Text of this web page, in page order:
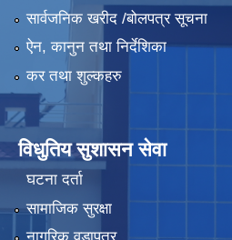
सार्वजनिक खरीद /बोलपत्र सूचना
ऐन, कानुन तथा निर्देशिका
कर तथा शुल्कहरु
विधुतिय सुशासन सेवा
घटना दर्ता
सामाजिक सुरक्षा